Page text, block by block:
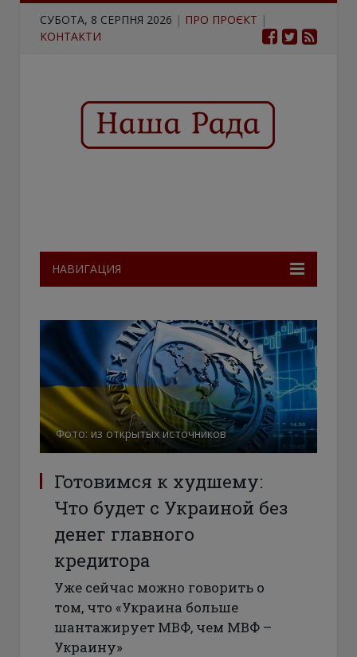
СУБОТА, 8 СЕРПНЯ 2026 | ПРО ПРОЄКТ |
КОНТАКТИ
НАВИГАЦИЯ
Фото: из открытых источников
Готовимся к худшему:
Что будет с Украиной без
денег главного
кредитора
Уже сейчас можно говорить о
том, что «Украина больше
шантажирует МВФ, чем МВФ –
Украину»